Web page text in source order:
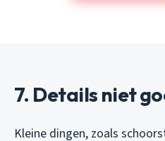
7. Details niet
Kleine dingen, zoals